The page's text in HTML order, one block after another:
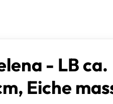
- LB ca.
Eiche